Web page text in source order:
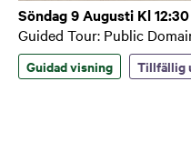
Söndag 9 Augusti Kl 12:30
Guided Tour: Public
Guidad visning Tillfällig